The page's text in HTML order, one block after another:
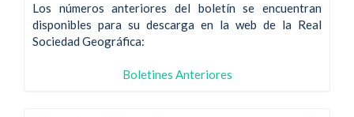
Los números anteriores del boletín se encuentran
disponibles para su descarga en la web de la Real
Sociedad Geográfica:
Boletines Anteriores